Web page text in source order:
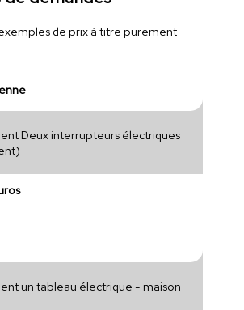
de prix à titre purement
Deux interrupteurs électriques
un tableau électrique - maison